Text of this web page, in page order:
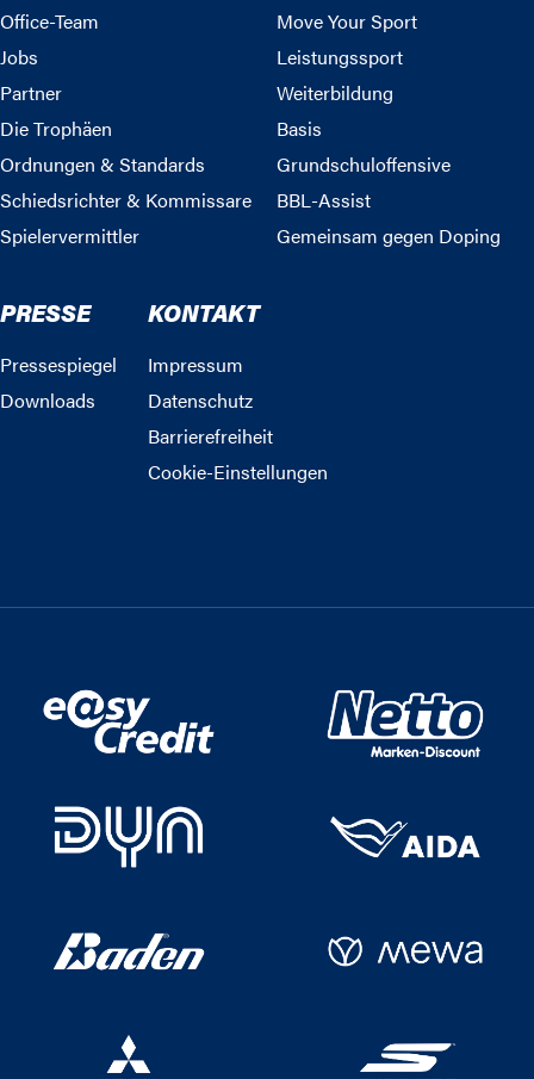
Office-Team
Jobs
Partner
Die Trophäen
Ordnungen & Standards
Schiedsrichter & Kommissare
Spielervermittler
Move Your Sport
Leistungssport
Weiterbildung
Basis
Grundschuloffensive
BBL-Assist
Gemeinsam gegen Doping
PRESSE
Pressespiegel
Downloads
KONTAKT
Impressum
Datenschutz
Barrierefreiheit
Cookie-Einstellungen